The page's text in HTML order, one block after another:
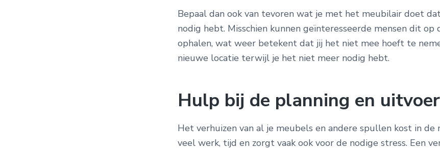
Bepaal dan ook van tevoren wat je met het meubilair doet
nodig hebt. Misschien kunnen geïnteresseerde mensen dit op
ophalen, wat weer betekent dat jij het niet mee hoeft te
nieuwe locatie terwijl je het niet meer nodig hebt.
Hulp bij de planning en
Het verhuizen van al je meubels en andere spullen kost in de
veel werk, tijd en zorgt vaak ook voor de nodige stress. Een